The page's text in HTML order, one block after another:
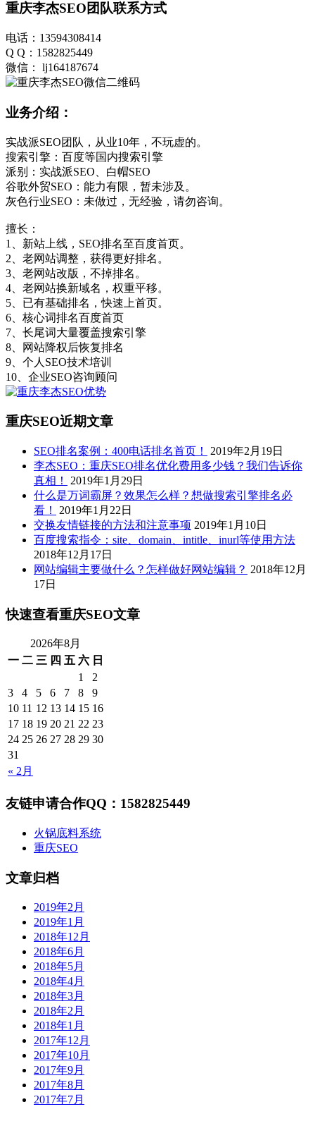
重庆李杰SEO团队联系方式
电话：13594308414
Q Q：1582825449
微信： lj164187674
业务介绍：
实战派SEO团队，从业10年，不玩虚的。
搜索引擎：百度等国内搜索引擎
派别：实战派SEO、白帽SEO
谷歌外贸SEO：能力有限，暂未涉及。
灰色行业SEO：未做过，无经验，请勿咨询。
擅长：
1、新站上线，SEO排名至百度首页。
2、老网站调整，获得更好排名。
3、老网站改版，不掉排名。
4、老网站换新域名，权重平移。
5、已有基础排名，快速上首页。
6、核心词排名百度首页
7、长尾词大量覆盖搜索引擎
8、网站降权后恢复排名
9、个人SEO技术培训
10、企业SEO咨询顾问
重庆SEO近期文章
SEO排名案例：400电话排名首页！
2019年2月19日
李杰SEO：重庆SEO排名优化费用多少钱？我们告诉你
真相！
2019年1月29日
什么是万词霸屏？效果怎么样？想做搜索引擎排名必
看！
2019年1月22日
交换友情链接的方法和注意事项 2019年1月10日
百度搜索指令：site、domain、intitle、inurl等使用方法
2018年12月17日
网站编辑主要做什么？怎样做好网站编辑？ 2018年12月
17日
快速查看重庆SEO文章
2026年8月
一 二 三 四 五 六 日
« 2月
1
2
3
4 5 6 7 8
9
10 11 12 13 14 15 16
17 18 19 20 21 22 23
24 25 26 27 28 29 30
31
友链申请合作QQ：1582825449
火锅底料系统
重庆SEO
文章归档
2019年2月
2019年1月
2018年12月
2018年6月
2018年5月
2018年4月
2018年3月
2018年2月
2018年1月
2017年12月
2017年10月
2017年9月
2017年8月
2017年7月